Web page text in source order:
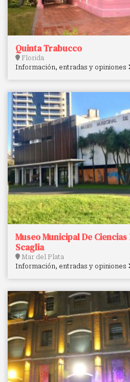
Quinta Trabucco
Florida
Información, entradas y opiniones
Museo Municipal De
Scaglia
Mar del Plata
Información, entradas y opiniones